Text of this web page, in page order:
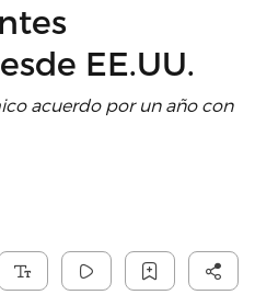
EE.UU.
acuerdo por un año con